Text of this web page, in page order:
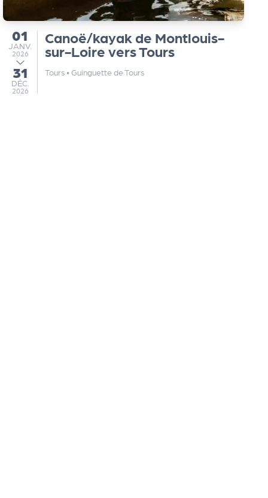
du
01
JANVIER
JANV.
2026
au
31
DÉCEMBRE
DÉC.
2026
Canoë/kayak de Montlouis-
sur-Loire vers Tours
Tours •Guinguette de Tours